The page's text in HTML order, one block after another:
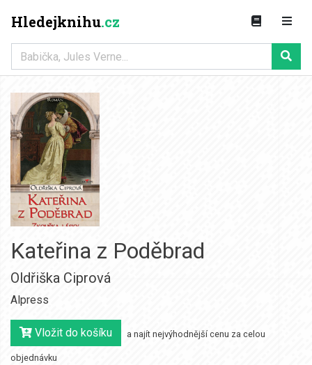
Hledejknihu.cz
Kateřina z Poděbrad
Oldřiška Ciprová
Alpress
Vložit do košíku a najít nejvýhodnější cenu za celou
objednávku